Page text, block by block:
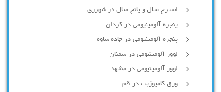
استرچ متال و پانچ متال در شهرری
پنجره آلومینیومی در کردان
پنجره آلومینیومی در جاده ساوه
لوور آلومینیومی در سمنان
لوور آلومینیومی در مشهد
ورق کامپوزیت در قم